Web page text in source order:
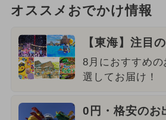
オススメおでかけ情報
【東海】注目
8月におすすめ
選してお届け！
0円・格安のお